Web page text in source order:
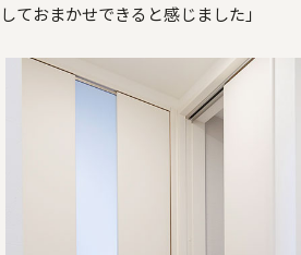
しておまかせできると感じました」